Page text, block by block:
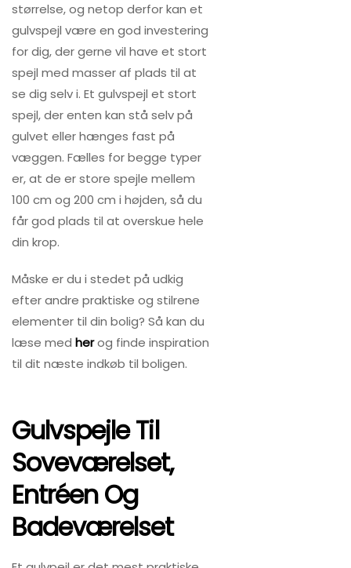
størrelse, og netop derfor kan et
gulvspejl være en god investering
for dig, der gerne vil have et stort
spejl med masser af plads til at
se dig selv i. Et gulvspejl et stort
spejl, der enten kan stå selv på
gulvet eller hænges fast på
væggen. Fælles for begge typer
er, at de er store spejle mellem
100 cm og 200 cm i højden, så du
får god plads til at overskue hele
din krop.
Måske er du i stedet på udkig
efter andre praktiske og stilrene
elementer til din bolig? Så kan du
læse med herog finde inspiration
til dit næste indkøb til boligen.
Gulvspejle Til
Soveværelset,
Entréen Og
Badeværelset